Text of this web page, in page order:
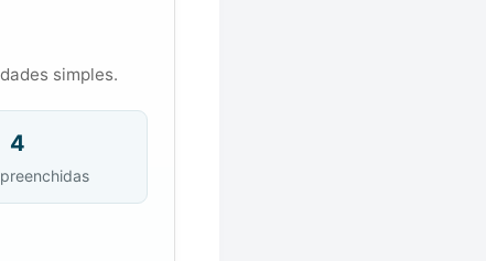
simples.
4